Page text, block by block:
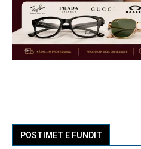
POSTIMET E FUNDIT